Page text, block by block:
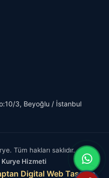
3, Beyoğlu / İstanbul
Tüm hakları saklıdır.
Hizmeti
Digital Web Tasarım